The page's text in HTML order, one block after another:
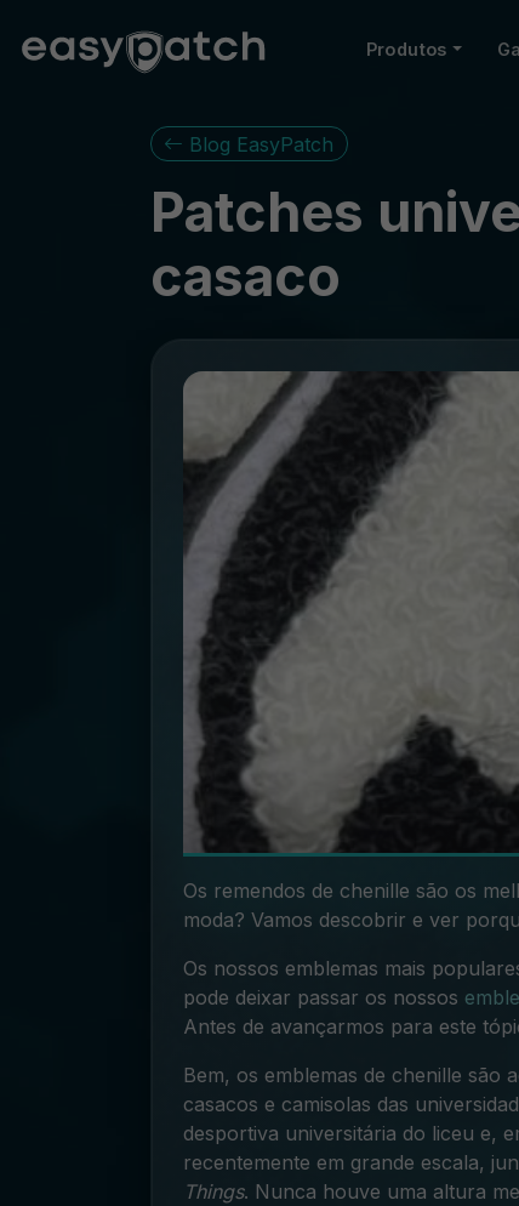
Produtos
Blog EasyPatch
Patches
casaco
Os remendos de chenille são os
moda? Vamos descobrir e ver
Os nossos emblemas mais
pode deixar passar os nossos
Antes de avançarmos para este
Bem, os emblemas de chenille são
casacos e camisolas das
desportiva universitária do liceu e,
recentemente em grande escala,
Things. Nunca houve uma altura